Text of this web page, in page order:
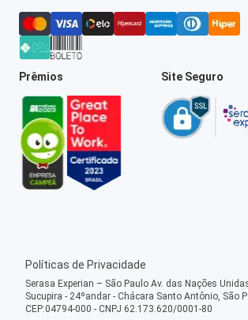
Prêmios Site Seguro
Políticas de Privacidade
Serasa Experian – São Paulo Av. das Nações
Sucupira - 24ºandar - Chácara Santo Antônio, São
CEP:04794-000 - CNPJ 62.173.620/0001-80